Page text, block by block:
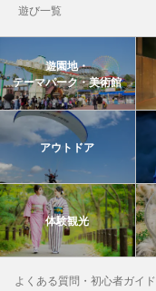
遊び一覧
遊園地・
テーマパーク・美術館
アウトドア
体験観光
よくある質問・初心者ガイド